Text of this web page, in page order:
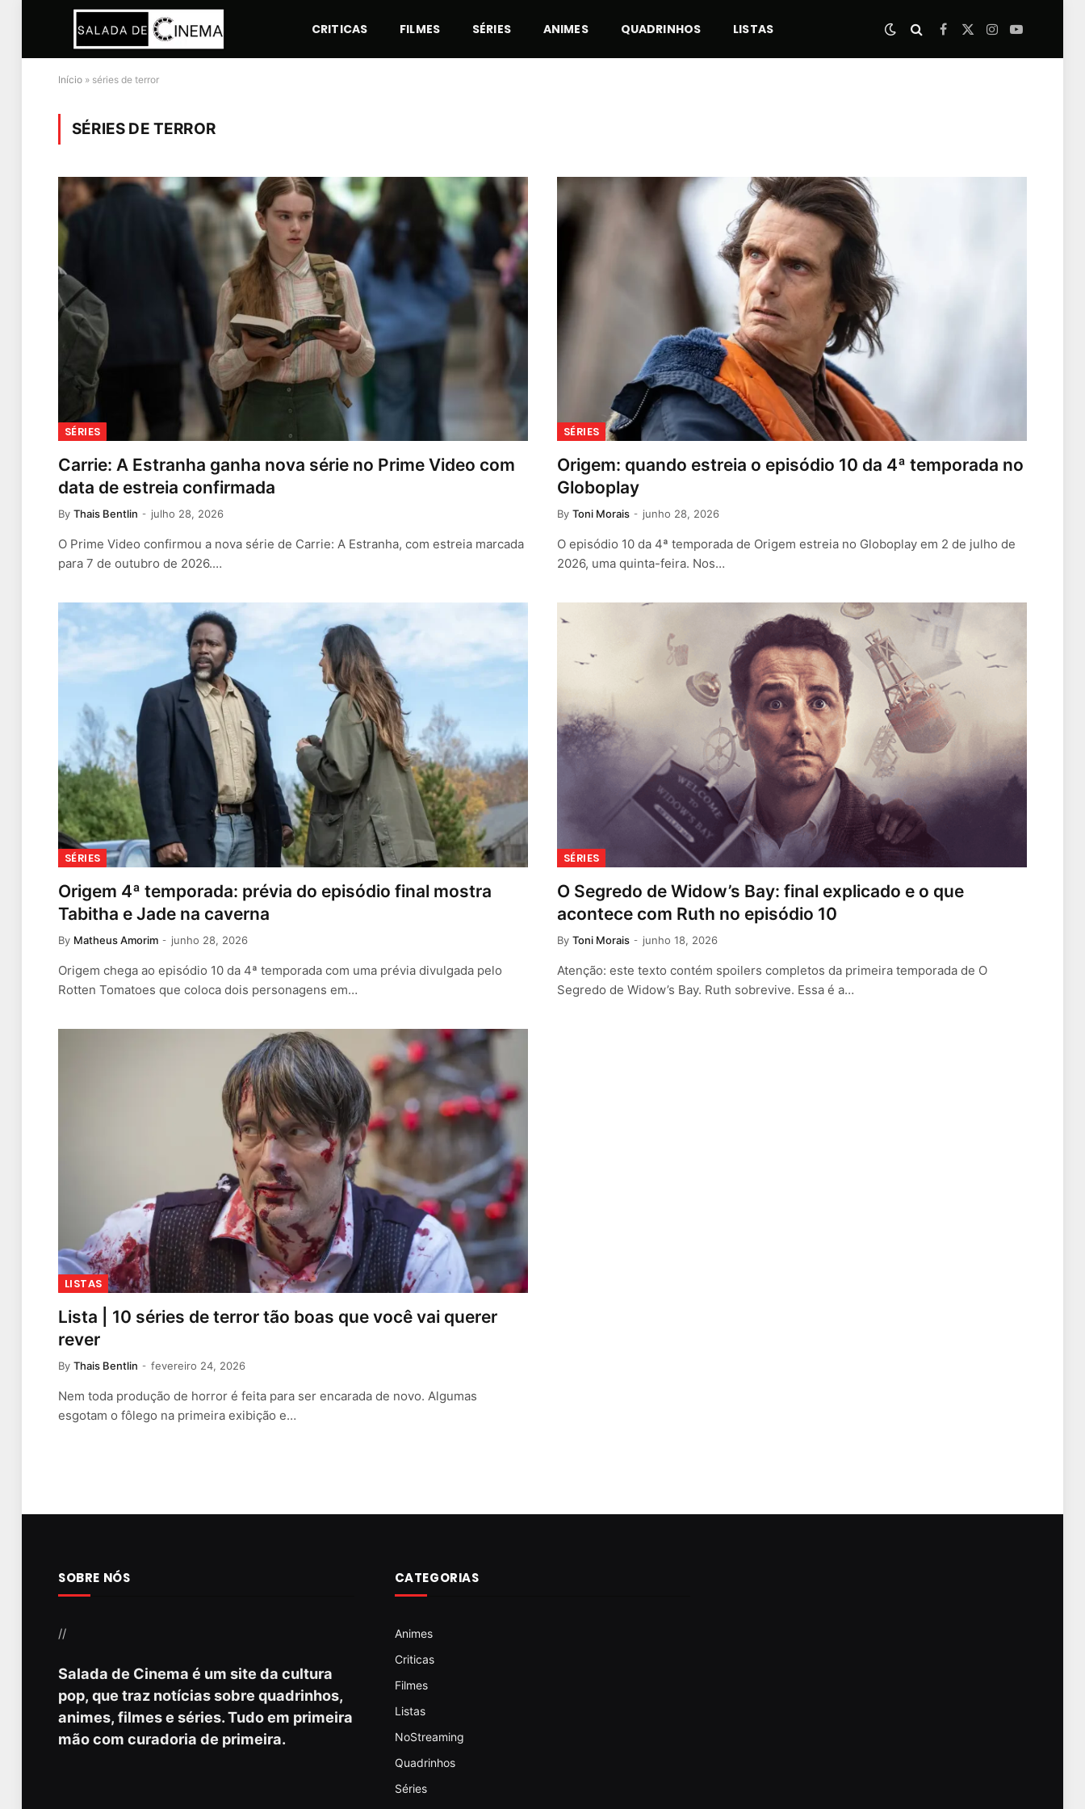
CRITICAS FILMES SÉRIES ANIMES QUADRINHOS LISTAS Facebook
X
Instagram
YouTube
Início » séries de terror
SÉRIES DE TERROR
SÉRIES
Carrie: A Estranha ganha nova série no Prime Video com
data de estreia confirmada
By Thais Bentlin julho 28, 2026
O Prime Video confirmou a nova série de Carrie: A Estranha, com estreia marcada
para 7 de outubro de 2026.…
SÉRIES
Origem: quando estreia o episódio 10 da 4ª temporada no
Globoplay
By Toni Morais junho 28, 2026
O episódio 10 da 4ª temporada de Origem estreia no Globoplay em 2 de julho de
2026, uma quinta-feira. Nos…
SÉRIES
Origem 4ª temporada: prévia do episódio final mostra
Tabitha e Jade na caverna
By Matheus Amorim junho 28, 2026
Origem chega ao episódio 10 da 4ª temporada com uma prévia divulgada pelo
Rotten Tomatoes que coloca dois personagens em…
SÉRIES
O Segredo de Widow’s Bay: final explicado e o que
acontece com Ruth no episódio 10
By Toni Morais junho 18, 2026
Atenção: este texto contém spoilers completos da primeira temporada de O
Segredo de Widow’s Bay. Ruth sobrevive. Essa é a…
LISTAS
Lista | 10 séries de terror tão boas que você vai querer
rever
By Thais Bentlin fevereiro 24, 2026
Nem toda produção de horror é feita para ser encarada de novo. Algumas
esgotam o fôlego na primeira exibição e…
SOBRE NÓS
//
Salada de Cinema é um site da cultura
pop, que traz notícias sobre quadrinhos,
animes, filmes e séries. Tudo em primeira
mão com curadoria de primeira.
CATEGORIAS
Animes
Criticas
Filmes
Listas
NoStreaming
Quadrinhos
Séries